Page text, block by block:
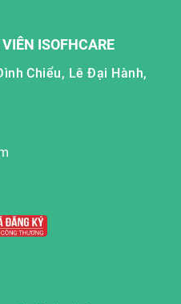
ISOFHCARE
Chiểu, Lê Đại Hành,